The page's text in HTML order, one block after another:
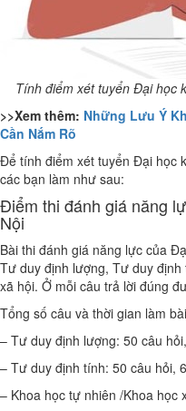
Tính điểm xét tuyển Đại học
>>Xem thêm: Những Lưu Ý
Cần Nắm Rõ
Để tính điểm xét tuyển Đại học
các bạn làm như sau:
Điểm thi đánh giá năng
Nội
Bài thi đánh giá năng lực của
Tư duy định lượng, Tư duy
xã hội. Ở mỗi câu trả lời đúng
Tổng số câu và thời gian làm
– Tư duy định lượng: 50 câu
– Tư duy định tính: 50 câu hỏi,
– Khoa học tự nhiên /Khoa học